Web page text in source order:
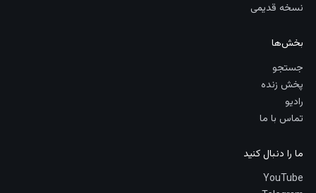
نسخه قدیمی
بخش‌ها
جستجو
پخش زنده
رادیو
تماس با ما
ما را دنبال کنید
YouTube